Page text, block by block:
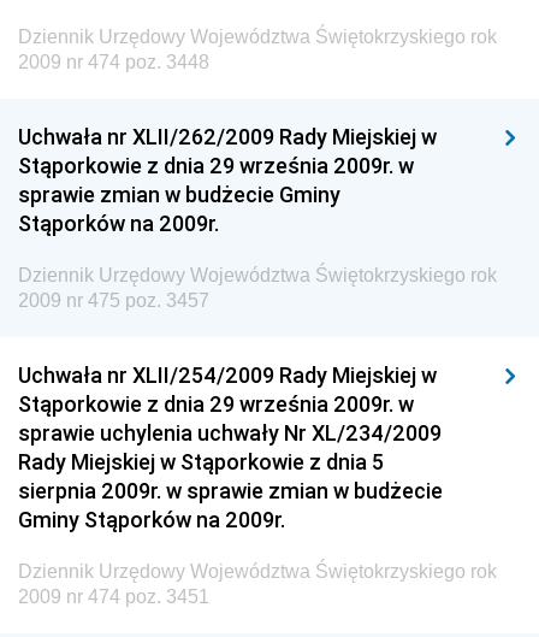
Dziennik Urzędowy Ministra Klimatu
Dziennik Urzędowy Ministra Funduszy i Polityki
Regionalnej
Dziennik Urzędowy Ministra Aktywów Państwowych
Dziennik Urzędowy Ministra Zdrowia
Dziennik Urzędowy Ministra Środowiska i Głównego
Inspektora Ochrony Środowiska
Dziennik Urzędowy Ministerstwa Kultury, Dziedzictwa
Narodowego i Sportu
Dziennik Urzędowy Ministra Finansów, Funduszy i
Polityki Regionalnej
Dziennik Urzędowy Ministra Rozwoju, Pracy i
Technologii
Dziennik Urzędowy Ministra Kultury, Dziedzictwa
Dziennik Urzędowy Województwa Świętokrzyskiego rok
2009 nr 474 poz. 3448
Uchwała nr XLII/262/2009 Rady Miejskiej w
Stąporkowie z dnia 29 września 2009r. w
sprawie zmian w budżecie Gminy
Stąporków na 2009r.
Dziennik Urzędowy Województwa Świętokrzyskiego rok
2009 nr 475 poz. 3457
Uchwała nr XLII/254/2009 Rady Miejskiej w
Stąporkowie z dnia 29 września 2009r. w
sprawie uchylenia uchwały Nr XL/234/2009
Rady Miejskiej w Stąporkowie z dnia 5
sierpnia 2009r. w sprawie zmian w budżecie
Gminy Stąporków na 2009r.
Dziennik Urzędowy Województwa Świętokrzyskiego rok
2009 nr 474 poz. 3451